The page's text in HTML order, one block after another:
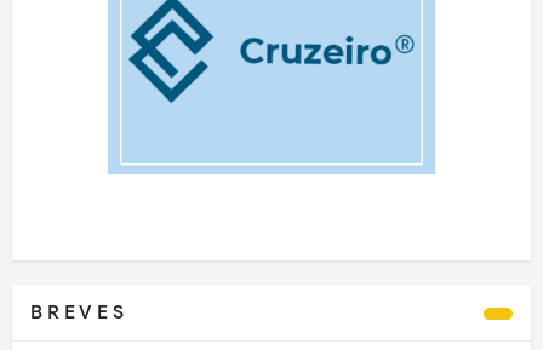
B R E V E S